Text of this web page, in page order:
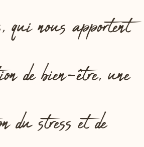
qui nous apportent
de bien-être, une
du stress et de